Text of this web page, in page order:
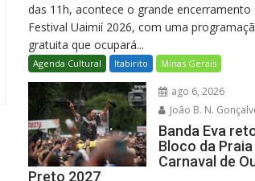
das 11h, acontece o grande encerramento
Festival Uaimií 2026, com uma
gratuita que ocupará...
Agenda Cultural Itabirito Minas Gerais
ago 6, 2026
João B. N.
Banda Eva
Bloco da
Carnaval de
Preto 2027